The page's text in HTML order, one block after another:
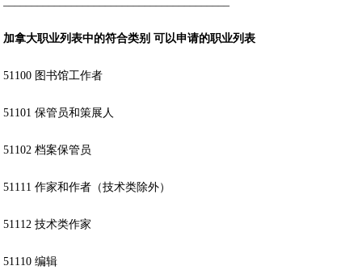
加拿大职业列表中的符合类别 可以申请的职业列表
51100 图书馆工作者
51101 保管员和策展人
51102 档案保管员
51111 作家和作者（技术类除外）
51112 技术类作家
51110 编辑